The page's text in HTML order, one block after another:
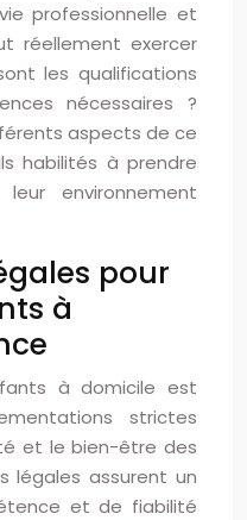
professionnelle et
réellement exercer
les qualifications
nécessaires ?
aspects de ce
habilités à prendre
environnement
pour
à
à domicile est
strictes
et le bien-être des
légales assurent un
et de fiabilité